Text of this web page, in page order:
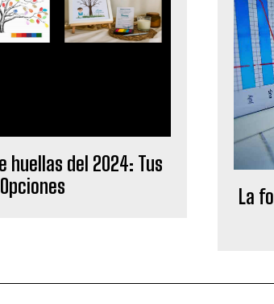
huellas del 2024: Tus
La